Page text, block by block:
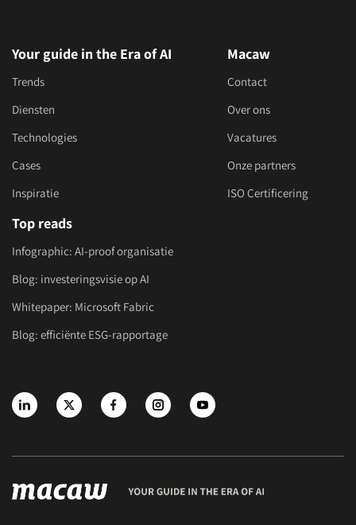
Your guide in the Era of AI
Trends
Diensten
Technologies
Cases
Inspiratie
Macaw
Contact
Over ons
Vacatures
Onze partners
ISO Certificering
Top reads
Infographic: AI-proof organisatie
Blog: investeringsvisie op AI
Whitepaper: Microsoft Fabric
Blog: efficiënte ESG-rapportage